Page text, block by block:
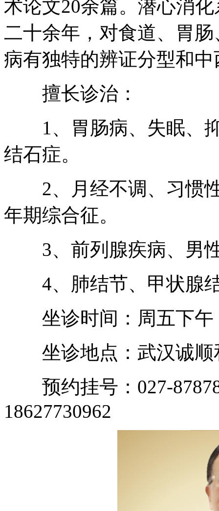
术论文20余篇。潜心消
二十余年，对食道、胃
病有独特的辨证分型和
擅长诊治：
1、胃肠病、失眠、抑
结石症。
2、月经不调、习惯性
年期综合征。
3、前列腺疾病、男性
4、肺结节、甲状腺结
坐诊时间：周五下午
坐诊地点：武汉诚顺
预约挂号：027-
18627730962